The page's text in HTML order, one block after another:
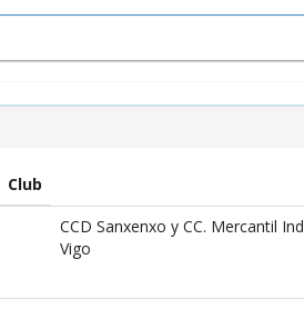
Club
CCD Sanxenxo y CC. Mercantil
Vigo